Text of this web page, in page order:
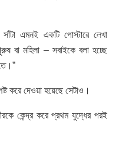
সাঁটা এমনই একটি পোস্টারে লেখা
বা মহিলা – সবাইকে বলা হচ্ছে
করে দেওয়া হয়েছে সেটাও।
কেন্দ্র করে প্রথম যুদ্ধের পরই